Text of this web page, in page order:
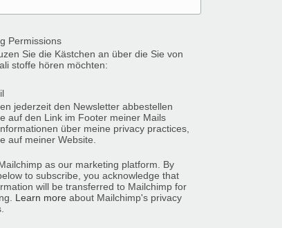
Permissions
Sie die Kästchen an über die Sie von
stoffe hören möchten:
jederzeit den Newsletter abbestellen
auf den Link im Footer meiner Mails
über meine privacy practices,
auf meiner Website.
as our marketing platform. By
to subscribe, you acknowledge that
will be transferred to Mailchimp for
Learn more about Mailchimp's privacy